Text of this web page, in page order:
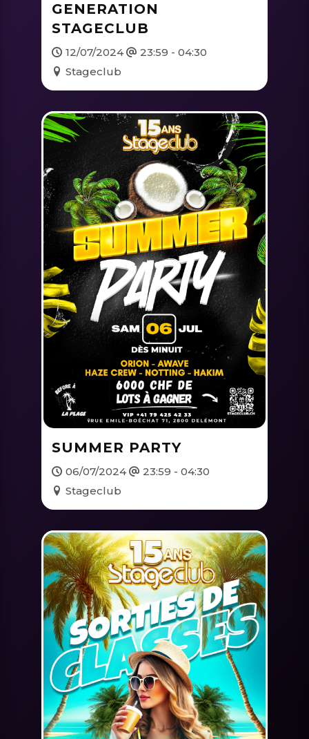
GENERATION
STAGECLUB
12/07/2024
23:59 - 04:30
Stageclub
SUMMER PARTY
06/07/2024
23:59 - 04:30
Stageclub